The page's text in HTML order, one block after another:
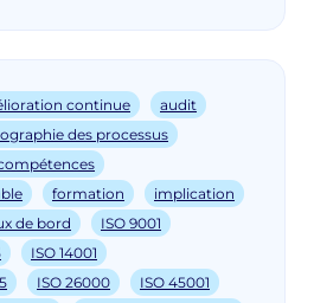
continue
audit
des processus
formation
implication
de bord
ISO 9001
ISO 14001
ISO 26000 ISO 45001